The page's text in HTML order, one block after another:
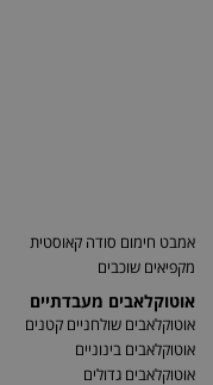
אמבט חימום סודה קאוסטית
מקפיאים שוכבים
אוטוקלאבים מעבדתיים
אוטוקלאבים שולחניים קטנים
אוטוקלאבים בינוניים
אוטוקלאבים גדולים